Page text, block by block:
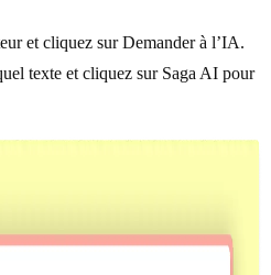
et cliquez sur Demander à l’IA.
texte et cliquez sur Saga AI pour